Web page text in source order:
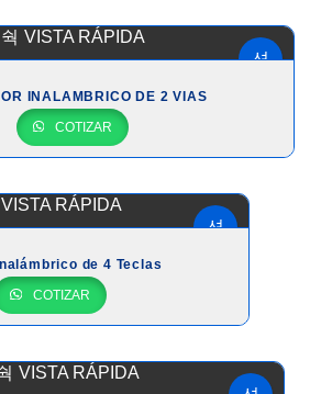
VISTA RÁPIDA
INALAMBRICO DE 2 VIAS
COTIZAR
VISTA RÁPIDA
de 4 Teclas
COTIZAR
VISTA RÁPIDA